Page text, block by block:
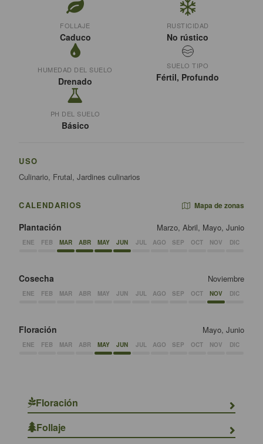
FOLLAJE
Caduco
RUSTICIDAD
No rústico
HUMEDAD DEL SUELO
Drenado
SUELO TIPO
Fértil, Profundo
PH DEL SUELO
Básico
USO
Culinario, Frutal, Jardines culinarios
CALENDARIOS Mapa de zonas
Plantación Marzo, Abril, Mayo, Junio
ENE FEB MAR ABR MAY JUN JUL AGO SEP OCT NOV DIC
Cosecha Noviembre
ENE FEB MAR ABR MAY JUN JUL AGO SEP OCT NOV DIC
Floración Mayo, Junio
ENE FEB MAR ABR MAY JUN JUL AGO SEP OCT NOV DIC
Floración
Follaje